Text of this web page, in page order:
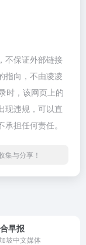
不保证外部链接
指向，不由凌凌
时，该网页上的
现违规，可以直
担任何责任。
集与分享！
早报
坡中文媒体